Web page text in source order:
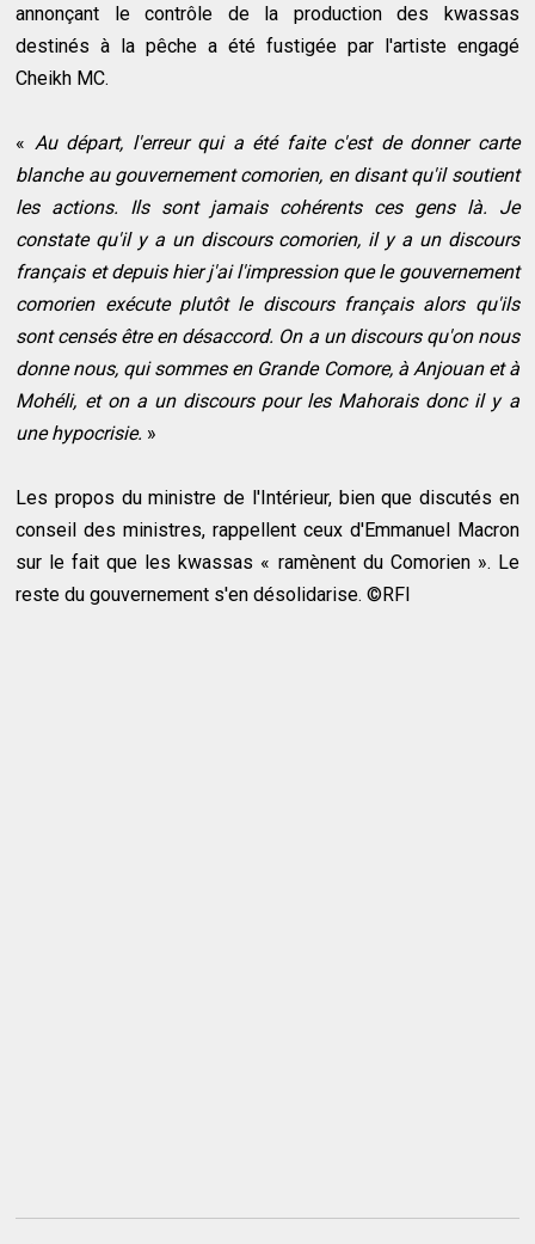
annonçant le contrôle de la production des kwassas
destinés à la pêche a été fustigée par l'artiste engagé
Cheikh MC.
« Au départ, l'erreur qui a été faite c'est de donner carte
blanche au gouvernement comorien, en disant qu'il soutient
les actions. Ils sont jamais cohérents ces gens là. Je
constate qu'il y a un discours comorien, il y a un discours
français et depuis hier j'ai l'impression que le gouvernement
comorien exécute plutôt le discours français alors qu'ils
sont censés être en désaccord. On a un discours qu'on nous
donne nous, qui sommes en Grande Comore, à Anjouan et à
Mohéli, et on a un discours pour les Mahorais donc il y a
une hypocrisie. »
Les propos du ministre de l'Intérieur, bien que discutés en
conseil des ministres, rappellent ceux d'Emmanuel Macron
sur le fait que les kwassas « ramènent du Comorien ». Le
reste du gouvernement s'en désolidarise. ©RFI